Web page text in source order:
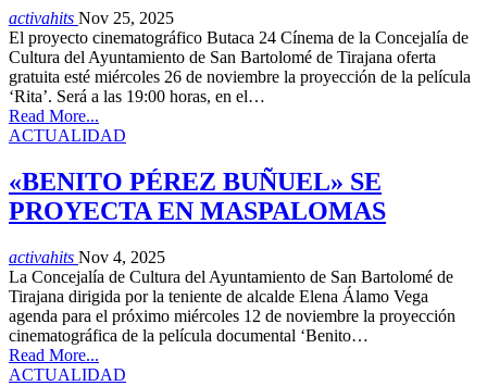
activahits Nov 25, 2025
El proyecto cinematográfico Butaca 24 Cínema de la Concejalía de
Cultura del Ayuntamiento de San Bartolomé de Tirajana oferta
gratuita esté miércoles 26 de noviembre la proyección de la película
‘Rita’. Será a las 19:00 horas, en el…
Read More...
ACTUALIDAD
«BENITO PÉREZ BUÑUEL» SE
PROYECTA EN MASPALOMAS
activahits Nov 4, 2025
La Concejalía de Cultura del Ayuntamiento de San Bartolomé de
Tirajana dirigida por la teniente de alcalde Elena Álamo Vega
agenda para el próximo miércoles 12 de noviembre la proyección
cinematográfica de la película documental ‘Benito…
Read More...
ACTUALIDAD